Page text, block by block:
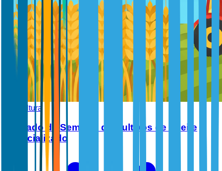
Agricultura
Mercado de Semillas de Cultivos de Aceite
Especializado